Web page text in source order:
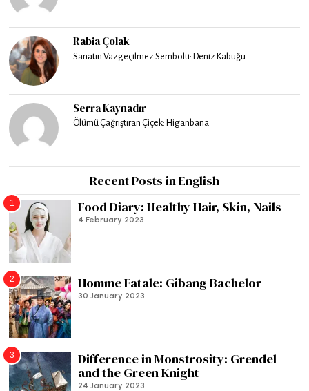
Rabia Çolak
Sanatın Vazgeçilmez Sembolü: Deniz Kabuğu
Serra Kaynadır
Ölümü Çağrıştıran Çiçek: Higanbana
Recent Posts in English
1 Food Diary: Healthy Hair, Skin, Nails
4 February 2023
2 Homme Fatale: Gibang Bachelor
30 January 2023
3
Difference in Monstrosity: Grendel
and the Green Knight
24 January 2023